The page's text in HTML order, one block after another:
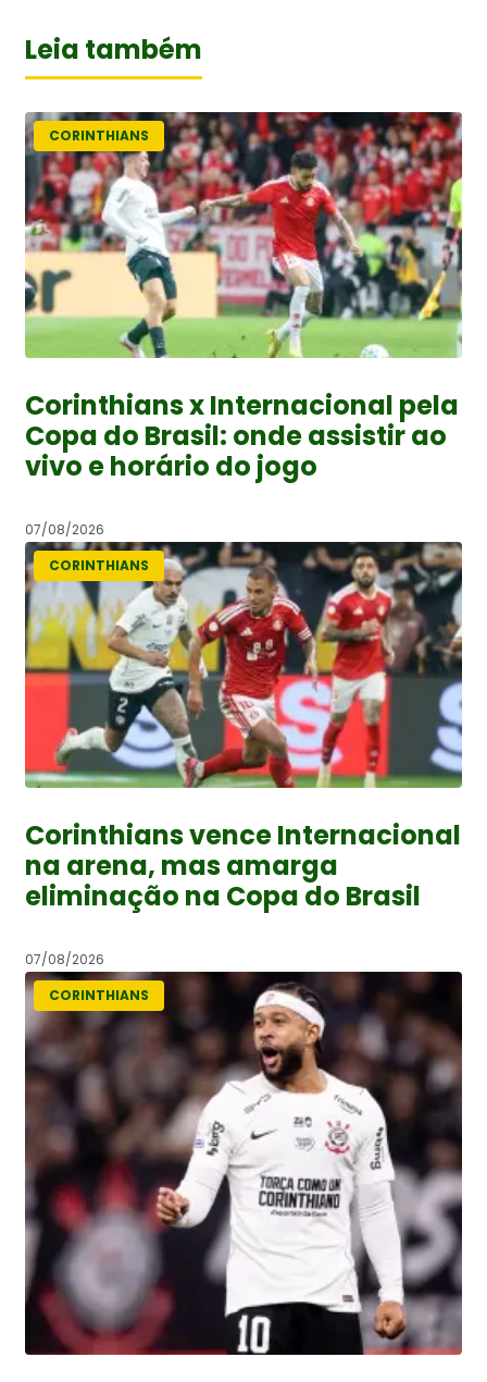
Leia também
CORINTHIANS
Corinthians x Internacional pela
Copa do Brasil: onde assistir ao
vivo e horário do jogo
07/08/2026
CORINTHIANS
Corinthians vence Internacional
na arena, mas amarga
eliminação na Copa do Brasil
07/08/2026
CORINTHIANS